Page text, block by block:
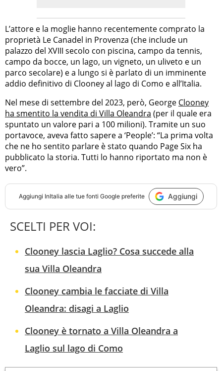
L’attore e la moglie hanno recentemente comprato la
proprietà Le Canadel in Provenza (che include un
palazzo del XVIII secolo con piscina, campo da tennis,
campo da bocce, un lago, un vigneto, un uliveto e un
parco secolare) e a lungo si è parlato di un imminente
addio definitivo di Clooney al lago di Como e all’Italia.
Nel mese di settembre del 2023, però, George Clooney
ha smentito la vendita di Villa Oleandra (per il quale era
spuntato un valore pari a 100 milioni). Tramite un suo
portavoce, aveva fatto sapere a ‘People’: “La prima volta
che ne ho sentito parlare è stato quando Page Six ha
pubblicato la storia. Tutti lo hanno riportato ma non è
vero”.
Aggiungi InItalia alle tue fonti Google preferite Aggiungi
SCELTI PER VOI:
Clooney lascia Laglio? Cosa succede alla
sua Villa Oleandra
Clooney cambia le facciate di Villa
Oleandra: disagi a Laglio
Clooney è tornato a Villa Oleandra a
Laglio sul lago di Como